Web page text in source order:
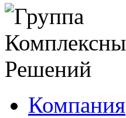
Компания